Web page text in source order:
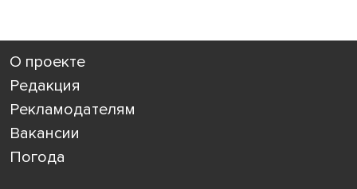
О проекте
Редакция
Рекламодателям
Вакансии
Погода